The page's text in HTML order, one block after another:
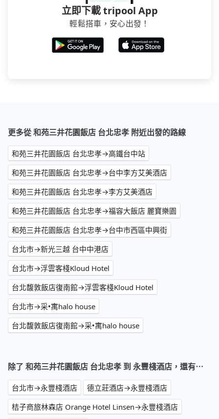
立即下載 tripool App
輕鬆搭車，安心出發！
更多從 和苑三井花園飯店 台北忠孝 附近出發的路線
和苑三井花園飯店 台北忠孝→高鐵台中站
和苑三井花園飯店 台北忠孝→台中李方艾美酒店
和苑三井花園飯店 台北忠孝→李方艾美酒店
和苑三井花園飯店 台北忠孝→福容大飯店 麗寶樂園
和苑三井花園飯店 台北忠孝→台中市西區中興街
台北市→新光三越 台中中港店
台北市→浮雲客棧Kloud Hotel
台北馥敦飯店復南館→浮雲客棧Kloud Hotel
台北市→采•寓halo house
台北馥敦飯店復南館→采•寓halo house
除了 和苑三井花園飯店 台北忠孝 到 永豐棧酒店，還有⋯
台北市→永豐棧酒店
德立莊酒店→永豐棧酒店
桔子商旅林森店 Orange Hotel Linsen→永豐棧酒店